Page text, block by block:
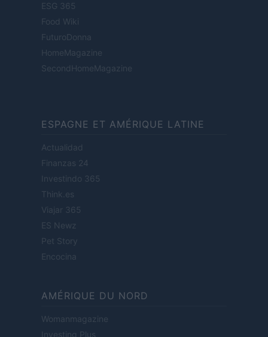
ESG 365
Food Wiki
FuturoDonna
HomeMagazine
SecondHomeMagazine
ESPAGNE ET AMÉRIQUE LATINE
Actualidad
Finanzas 24
Investindo 365
Think.es
Viajar 365
ES Newz
Pet Story
Encocina
AMÉRIQUE DU NORD
Womanmagazine
Investing Plus